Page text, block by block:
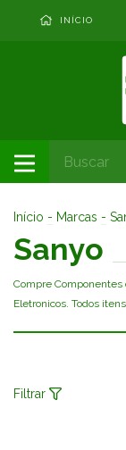
INÍCIO
Início - Marcas -
Sanyo
Compre Componentes
Eletronicos. Todos
Filtrar